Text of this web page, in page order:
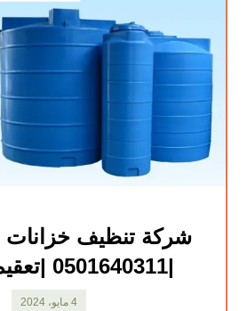
شركة تنظيف
|0501640311 |تعقيم خزانات
4 مايو، 2024